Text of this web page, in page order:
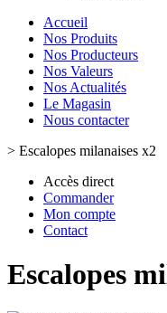
Accueil
Nos Produits
Nos Producteurs
Nos Valeurs
Nos Actualités
Le Magasin
Nous contacter
> Escalopes milanaises x2
Accès direct
Commander
Mon compte
Contact
Escalopes